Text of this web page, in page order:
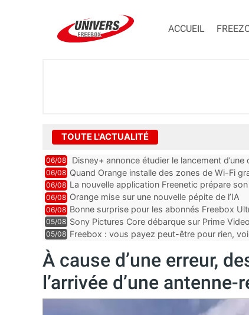
ACCUEIL
TOUTE L'ACTUALITÉ
06/08 Disney+ annonce étudier le lancement
06/08 Quand Orange installe des zones de Wi-Fi
06/08 La nouvelle application Freenetic prépare
abonnés Freebox, testez la
06/08 Orange mise sur une nouvelle pépite de l’IA
06/08 Bonne surprise pour les abonnés Freebox
inclus
05/08 Sony Pictures Core débarque sur Prime
05/08 Freebox : vous payez peut-être pour rien,
À cause d’une erreur,
l’arrivée d’une